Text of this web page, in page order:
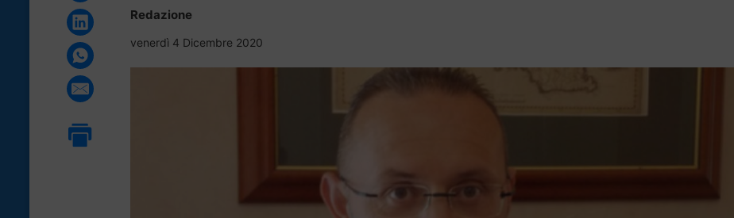
Redazione
venerdì 4 Dicembre 2020